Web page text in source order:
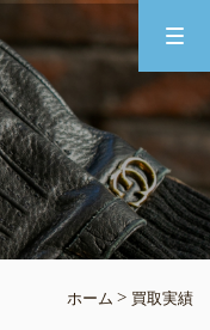
ホーム > 買取実績